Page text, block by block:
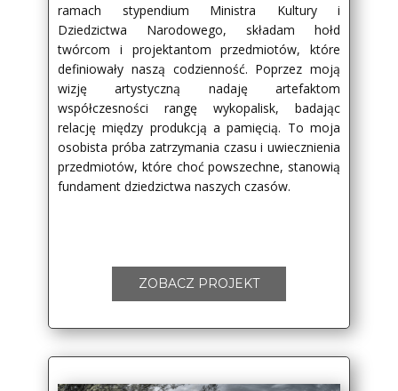
ramach stypendium Ministra Kultury i
Dziedzictwa Narodowego, składam hołd
twórcom i projektantom przedmiotów, które
definiowały naszą codzienność. Poprzez moją
wizję artystyczną nadaję artefaktom
współczesności rangę wykopalisk, badając
relację między produkcją a pamięcią. To moja
osobista próba zatrzymania czasu i uwiecznienia
przedmiotów, które choć powszechne, stanowią
fundament dziedzictwa naszych czasów.
ZOBACZ PROJEKT